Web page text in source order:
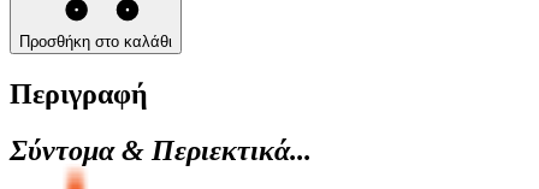
Προσθήκη στο καλάθι
Περιγραφή
Σύντομα & Περιεκτικά...